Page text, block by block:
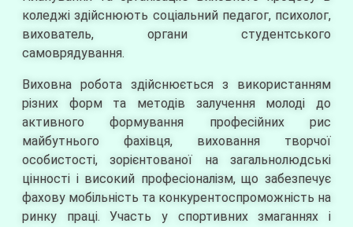
коледжі здійснюють соціальний педагог, психолог,
вихователь, органи студентського
самоврядування.
Виховна робота здійснюється з використанням
різних форм та методів залучення молоді до
активного формування професійних рис
майбутнього фахівця, виховання творчої
особистості, зорієнтованої на загальнолюдські
цінності і високий професіоналізм, що забезпечує
фахову мобільність та конкурентоспроможність на
ринку праці. Участь у спортивних змаганнях і